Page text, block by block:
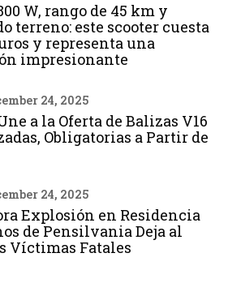
W, rango de 45 km y
terreno: este scooter cuesta
y representa una
impresionante
24, 2025
a la Oferta de Balizas V16
Obligatorias a Partir de
24, 2025
Explosión en Residencia
de Pensilvania Deja al
Víctimas Fatales